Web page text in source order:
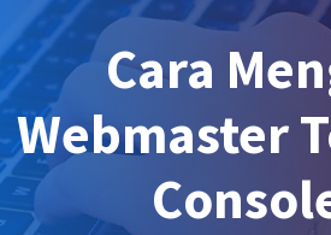
Cara
Webmaster